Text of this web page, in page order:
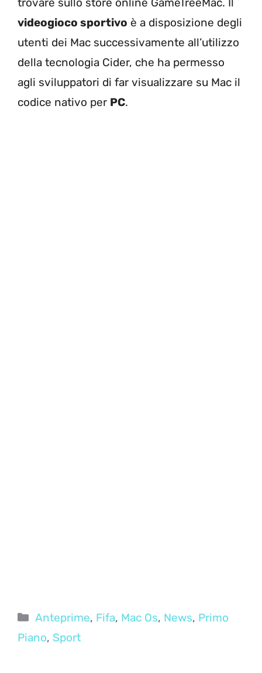
videogioco sportivo è a disposizione degli
utenti dei Mac successivamente all’utilizzo
della tecnologia Cider, che ha permesso
agli sviluppatori di far visualizzare su Mac il
codice nativo per PC.
Categorie
Anteprime, Fifa, Mac Os, News, Primo
Piano, Sport